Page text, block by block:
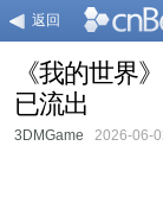
返回
《我的世界
已流出
3DMGame 2026-06-